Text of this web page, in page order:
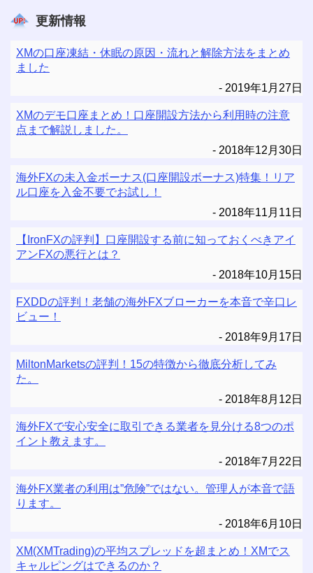
更新情報
XMの口座凍結・休眠の原因・流れと解除方法をまとめ
ました
2019年1月27日
XMのデモ口座まとめ！口座開設方法から利用時の注意
点まで解説しました。
2018年12月30日
海外FXの未入金ボーナス(口座開設ボーナス)特集！リア
ル口座を入金不要でお試し！
2018年11月11日
【IronFXの評判】口座開設する前に知っておくべきアイ
アンFXの悪行とは？
2018年10月15日
FXDDの評判！老舗の海外FXブローカーを本音で辛口レ
ビュー！
2018年9月17日
MiltonMarketsの評判！15の特徴から徹底分析してみ
た。
2018年8月12日
海外FXで安心安全に取引できる業者を見分ける8つのポ
イント教えます。
2018年7月22日
海外FX業者の利用は”危険”ではない。管理人が本音で語
ります。
2018年6月10日
XM(XMTrading)の平均スプレッドを超まとめ！XMでス
キャルピングはできるのか？